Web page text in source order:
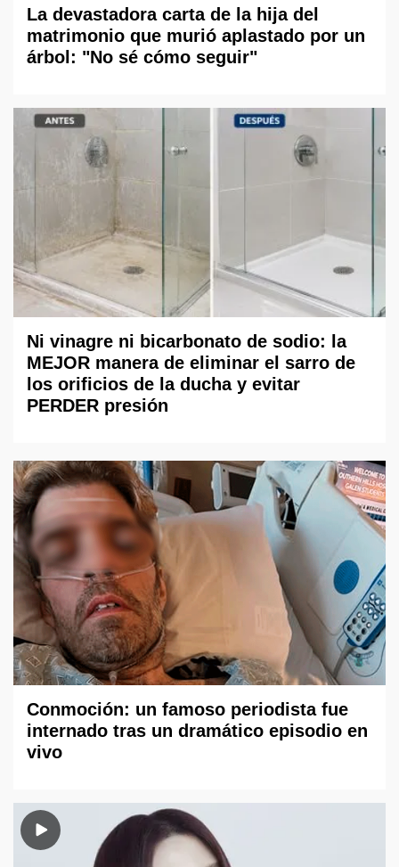
La devastadora carta de la hija del
matrimonio que murió aplastado por un
árbol: "No sé cómo seguir"
Ni vinagre ni bicarbonato de sodio: la
MEJOR manera de eliminar el sarro de
los orificios de la ducha y evitar
PERDER presión
Conmoción: un famoso periodista fue
internado tras un dramático episodio en
vivo